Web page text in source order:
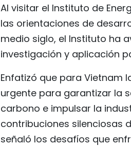
Al visitar el Instituto de
las orientaciones de
medio siglo, el Instituto ha
investigación y aplicación
Enfatizó que para Vietnam
urgente para garantizar la
carbono e impulsar la
contribuciones silenciosas
señaló los desafíos que